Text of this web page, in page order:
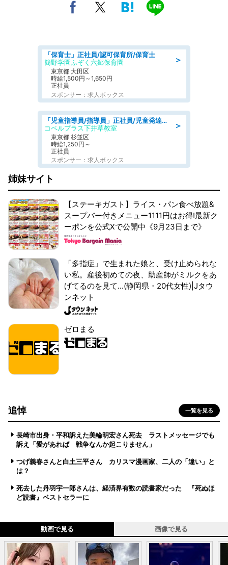
＞
「保育士」正社員/認可保育所/保育士
簡野学園ふぞく六郷保育園
東京都 大田区
時給1,500円～1,650円
正社員
スポンサー：求人ボックス
＞
「児童指導員/指導員」正社員/児童発達支援
コペルプラス下井草教室
東京都 杉並区
時給1,250円～
正社員
スポンサー：求人ボックス
姉妹サイト
【ステーキガスト】ライス・パン食べ放題&
スープバー付きメニュー1111円はお得!最新ク
ーポンを公式Xで公開中《9月23日まで》
「多指症」で生まれた娘と、受け止められな
い私。産後初めての夜、助産師がミルクをあ
げてるのを見て...(静岡県・20代女性)|Jタウ
ンネット
ゼロまる
追悼 一覧を見る
長崎市出身・平和訴えた美輪明宏さん死去 ラストメッセージでも
訴え「愛があれば 戦争なんか起こりません」
つげ義春さんと白土三平さん カリスマ漫画家、二人の「違い」と
は？
死去した丹羽宇一郎さんは、経済界有数の読書家だった 『死ぬほ
ど読書』ベストセラーに
動画で見る 画像で見る